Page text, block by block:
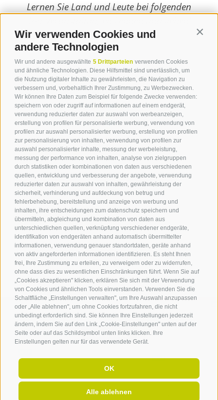
Wir verwenden Cookies und
andere Technologien
Wir und andere ausgewählte 5 Drittparteien verwenden Cookies
und ähnliche Technologien. Diese Hilfsmittel sind unerlässlich, um
die Nutzung digitaler Inhalte zu gewährleisten, die Navigation zu
verbessern und, vorbehaltlich Ihrer Zustimmung, zu Werbezwecken.
Wir können Ihre Daten zum Beispiel für folgende Zwecke verwenden:
speichern von oder zugriff auf informationen auf einem endgerät,
verwendung reduzierter daten zur auswahl von werbeanzeigen,
erstellung von profilen für personalisierte werbung, verwendung von
profilen zur auswahl personalisierter werbung, erstellung von profilen
zur personalisierung von inhalten, verwendung von profilen zur
auswahl personalisierter inhalte, messung der werbeleistung,
messung der performance von inhalten, analyse von zielgruppen
durch statistiken oder kombinationen von daten aus verschiedenen
quellen, entwicklung und verbesserung der angebote, verwendung
reduzierter daten zur auswahl von inhalten, gewährleistung der
sicherheit, verhinderung und aufdeckung von betrug und
fehlerbehebung, bereitstellung und anzeige von werbung und
inhalten, ihre entscheidungen zum datenschutz speichern und
übermitteln, abgleichung und kombination von daten aus
unterschiedlichen quellen, verknüpfung verschiedener endgeräte,
identifikation von endgeräten anhand automatisch übermittelter
informationen, verwendung genauer standortdaten, geräte anhand
von aktiv angeforderten informationen identifizieren. Es steht Ihnen
frei, Ihre Zustimmung zu erteilen, zu verweigern oder zu widerrufen,
ohne dass dies zu wesentlichen Einschränkungen führt. Wenn Sie auf
„Cookies akzeptieren" klicken, erklären Sie sich mit der Verwendung
von Cookies und ähnlichen Tools einverstanden. Verwenden Sie die
Schaltfläche „Einstellungen verwalten", um Ihre Auswahl anzupassen
oder „Alle ablehnen", um ohne Cookies fortzufahren, die nicht
unbedingt erforderlich sind. Sie können Ihre Einstellungen jederzeit
ändern, indem Sie auf den Link „Cookie-Einstellungen" unten auf der
Seite oder auf das Schildsymbol unten links klicken. Ihre
Einstellungen gelten nur für das verwendete Gerät.
OK
Alle ablehnen
Lernen Sie Land und Leute bei folgenden
weiterlesen
Kontakt
Tourismusverein Terlan
Dr.-Weiser-Platz 2
I - 39018 Terlan BZ
Tel. +39 0471 257 165
info@terlan.info
ANREISE
Impressum . Transparenz Beiträge